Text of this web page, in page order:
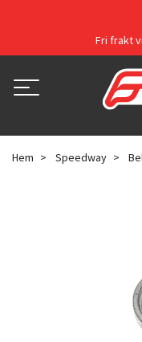
Fri frakt
Hem Speedway